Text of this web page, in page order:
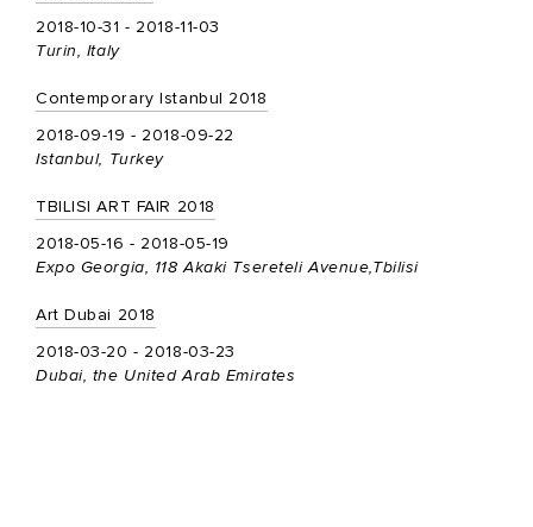
2018-10-31 - 2018-11-03
Turin, Italy
Contemporary Istanbul 2018
2018-09-19 - 2018-09-22
Istanbul, Turkey
TBILISI ART FAIR 2018
2018-05-16 - 2018-05-19
Expo Georgia, 118 Akaki Tsereteli Avenue,Tbilisi
Art Dubai 2018
2018-03-20 - 2018-03-23
Dubai, the United Arab Emirates